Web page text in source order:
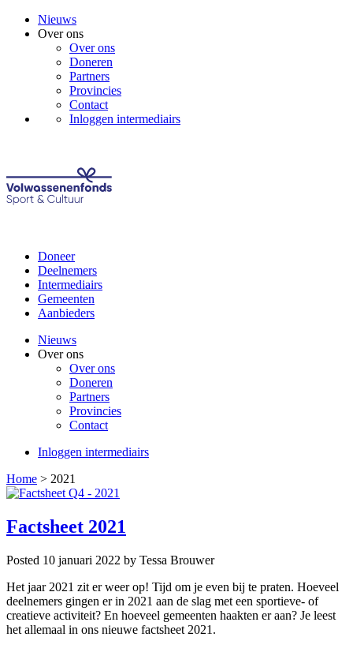
Nieuws
Over ons
Over ons
Doneren
Partners
Provincies
Contact
Inloggen intermediairs
Doneer
Deelnemers
Intermediairs
Gemeenten
Aanbieders
Nieuws
Over ons
Over ons
Doneren
Partners
Provincies
Contact
Inloggen intermediairs
Home > 2021
Factsheet 2021
Posted 10 januari 2022 by Tessa Brouwer
Het jaar 2021 zit er weer op! Tijd om je even bij te praten. Hoeveel
deelnemers gingen er in 2021 aan de slag met een sportieve- of
creatieve activiteit? En hoeveel gemeenten haakten er aan? Je leest
het allemaal in ons nieuwe factsheet 2021.